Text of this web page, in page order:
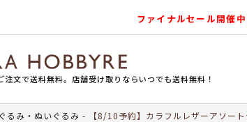
ファイナルセール開催
文で送料無料。店舗受け取りならいつでも送料無料！
るみ・ぬいぐるみ 【8/10予約】カラフルレザーアソー